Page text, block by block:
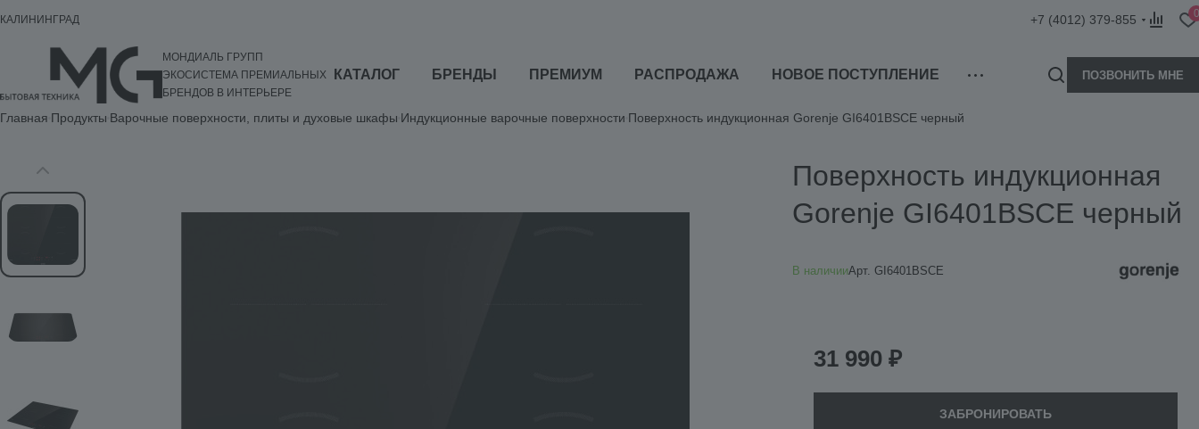
КАЛИНИНГРАД +7 (4012) 379-855 0
МОНДИАЛЬ ГРУПП
ЭКОСИСТЕМА ПРЕМИАЛЬНЫХ
БРЕНДОВ В ИНТЕРЬЕРЕ
КАТАЛОГ БРЕНДЫ ПРЕМИУМ РАСПРОДАЖА НОВОЕ ПОСТУПЛЕНИЕ ПОЗВОНИТЬ МНЕ
Главная Продукты Варочные поверхности, плиты и духовые шкафы Индукционные варочные поверхности Поверхность индукционная Gorenje GI6401BSCE черный
Поверхность индукционная
Gorenje GI6401BSCE черный
В наличииАрт. GI6401BSCE
31 990 ₽
ЗАБРОНИРОВАТЬ